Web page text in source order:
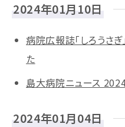
2024年01月10日
病院広報誌「しろうさ
た
島大病院ニュース
2024年01月04日